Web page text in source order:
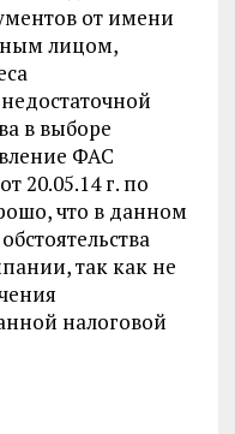
от имени
лицом,
в выборе
ФАС
20.05.14 г. по
что в данном
так как не
налоговой